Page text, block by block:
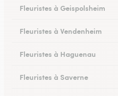
Fleuristes à Geispolsheim
Fleuristes à Vendenheim
Fleuristes à Haguenau
Fleuristes à Saverne